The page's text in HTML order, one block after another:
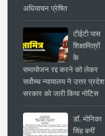
अधियाचन प्रेषित
टीईटी पास
शिक्षामित्रों
के
समायोजन रद्द करने को लेकर
सर्वोच्च न्यायालय ने उत्तर प्रदेश
सरकार को जारी किया नोटिस
डॉ. मोनिका
सिंह बनीं